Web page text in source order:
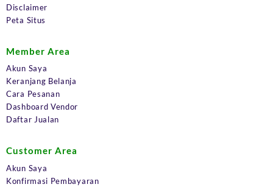
Disclaimer
Peta Situs
Member Area
Akun Saya
Keranjang Belanja
Cara Pesanan
Dashboard Vendor
Daftar Jualan
Customer Area
Akun Saya
Konfirmasi Pembayaran